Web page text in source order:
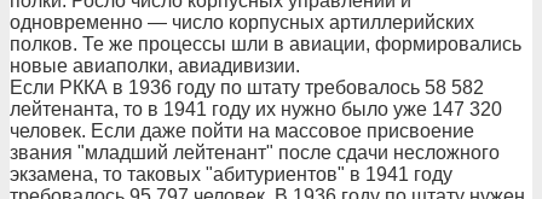
одновременно — число корпусных артиллерийских
полков. Те же процессы шли в авиации, формировались
новые авиаполки, авиадивизии.
Если РККА в 1936 году по штату требовалось 58 582
лейтенанта, то в 1941 году их нужно было уже 147 320
человек. Если даже пойти на массовое присвоение
звания "младший лейтенант" после сдачи несложного
экзамена, то таковых "абитуриентов" в 1941 году